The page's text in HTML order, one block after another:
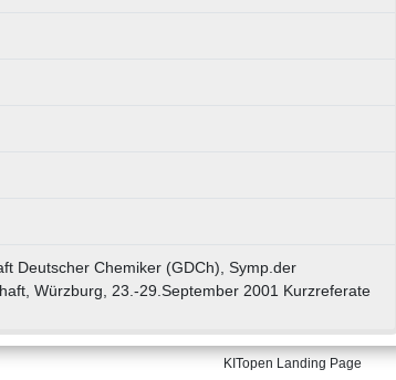
Deutscher Chemiker (GDCh), Symp.der
Würzburg, 23.-29.September 2001 Kurzreferate
KITopen Landing Page